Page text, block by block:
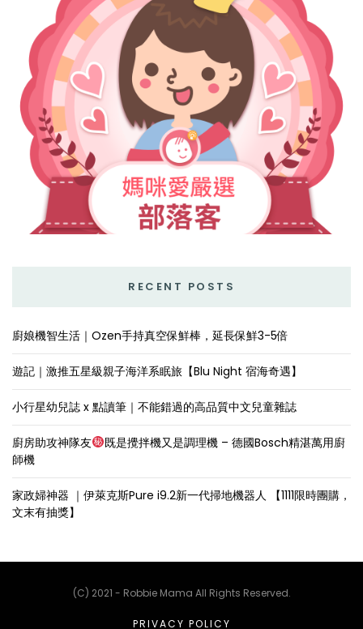
RECENT POSTS
廚娘機智生活｜Ozen手持真空保鮮棒，延長保鮮3-5倍
遊記｜激推五星級親子海洋系眠旅【Blu Night 宿海奇遇】
小行星幼兒誌 x 點讀筆｜不能錯過的高品質中文兒童雜誌
廚房助攻神隊友
既是攪拌機又是調理機 – 德國Bosch精湛萬用廚
師機
家政婦神器 ｜伊萊克斯Pure i9.2新一代掃地機器人 【1111限時團購，
文末有抽獎】
(C) 2021 - Robbie Mama All Rights Reserved.
PRIVACY POLICY